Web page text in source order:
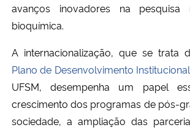
Gabinete de Segurança Institucional
Advocacia-Geral da União
Banco Central do Brasil
Planalto
avanços inovadores na pesquisa
bioquímica.
A internacionalização, que se trata
Plano de Desenvolvimento
UFSM, desempenha um papel
crescimento dos programas de pós-
sociedade, a ampliação das